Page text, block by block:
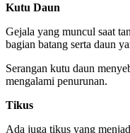
Kutu Daun
Gejala yang muncul saat
bagian batang serta daun
Serangan kutu daun
mengalami penurunan.
Tikus
Ada juga tikus yang